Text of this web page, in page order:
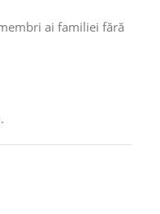
ai familiei fără